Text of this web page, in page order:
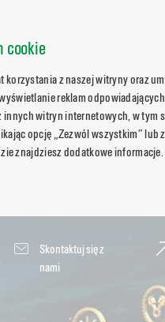
cookie
korzystania z naszej witryny oraz
reklam odpowiadających
witryn internetowych, w tym
opcję „Zezwól wszystkim” lub
znajdziesz dodatkowe informacje.
Skontaktuj się z
nami